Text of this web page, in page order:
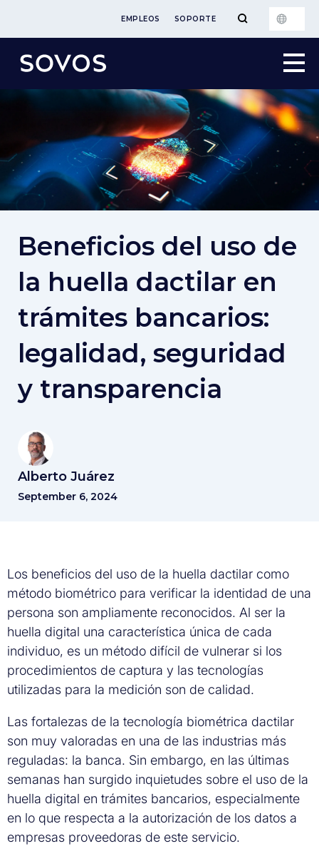
EMPLEOS SOPORTE
Beneficios del uso de
la huella dactilar en
trámites bancarios:
legalidad, seguridad
y transparencia
Alberto Juárez
September 6, 2024
Los beneficios del uso de la huella dactilar como
método biométrico para verificar la identidad de una
persona son ampliamente reconocidos. Al ser la
huella digital una característica única de cada
individuo, es un método difícil de vulnerar si los
procedimientos de captura y las tecnologías
utilizadas para la medición son de calidad.
Las fortalezas de la tecnología biométrica dactilar
son muy valoradas en una de las industrias más
reguladas: la banca. Sin embargo, en las últimas
semanas han surgido inquietudes sobre el uso de la
huella digital en trámites bancarios, especialmente
en lo que respecta a la autorización de los datos a
empresas proveedoras de este servicio.